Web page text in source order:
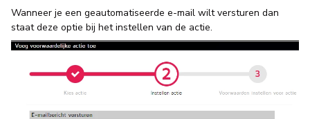
Wanneer je een geautomatiseerde e-mail wilt versturen dan
staat deze optie bij het instellen van de actie.